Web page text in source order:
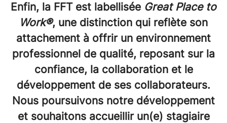
Enfin, la FFT est labellisée Great Place to
Work®, une distinction qui reflète son
attachement à offrir un environnement
professionnel de qualité, reposant sur la
confiance, la collaboration et le
développement de ses collaborateurs.
Nous poursuivons notre développement
et souhaitons accueillir un(e) stagiaire